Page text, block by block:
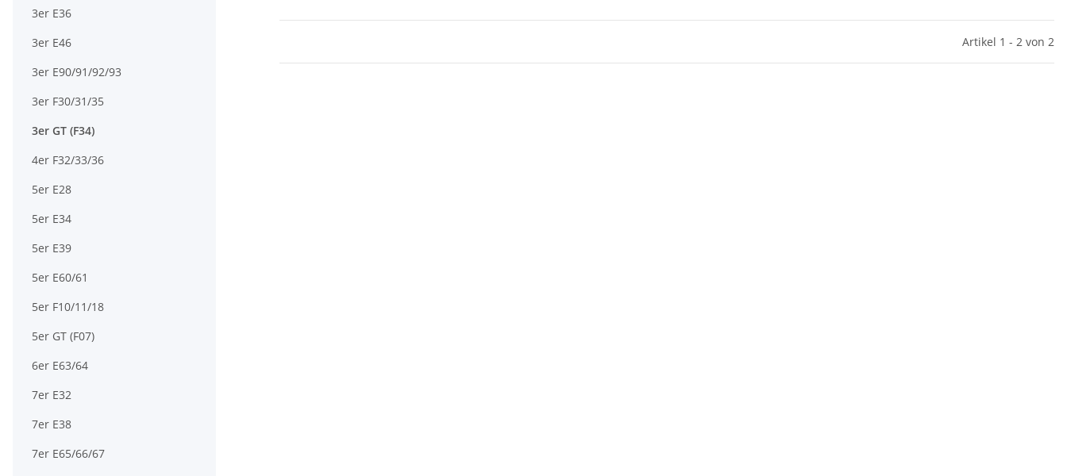
Artikel 1 - 2 von 2
3er E36
3er E46
3er E90/91/92/93
3er F30/31/35
3er GT (F34)
4er F32/33/36
5er E28
5er E34
5er E39
5er E60/61
5er F10/11/18
5er GT (F07)
6er E63/64
7er E32
7er E38
7er E65/66/67